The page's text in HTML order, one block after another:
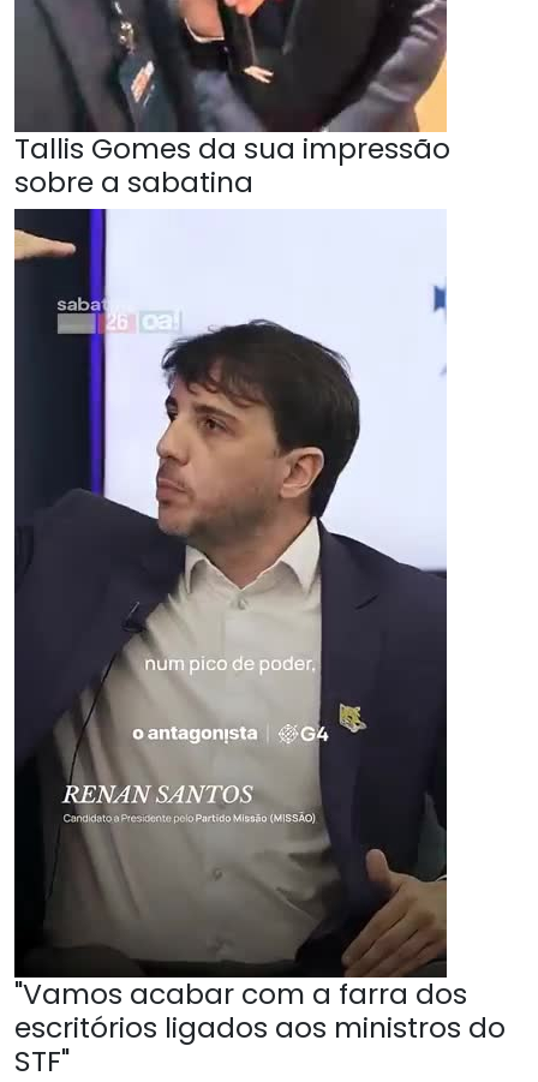
Tallis Gomes da sua impressão
sobre a sabatina
"Vamos acabar com a farra dos
escritórios ligados aos ministros do
STF"